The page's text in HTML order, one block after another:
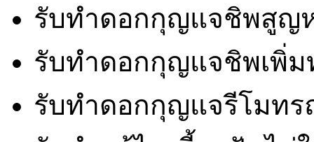
รับทำดอกกุญแจชิพสูญ
รับทำดอกกุญแจชิพเพิ่
รับทำดอกกุญแจรีโมทร